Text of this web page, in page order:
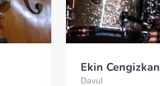
Ekin Cengizkan
Davul